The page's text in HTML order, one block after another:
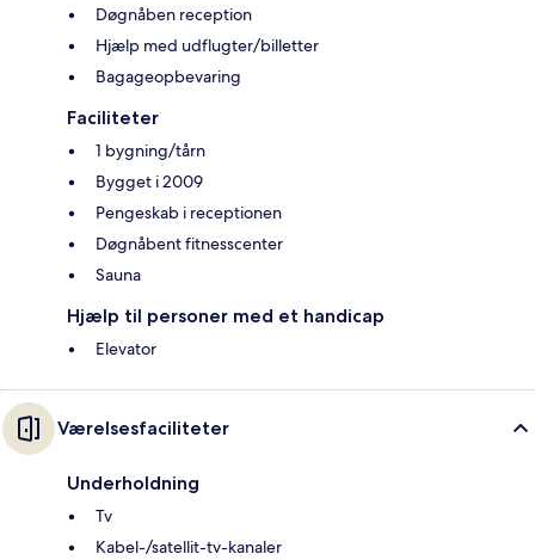
Døgnåben reception
Hjælp med udflugter/billetter
Bagageopbevaring
Faciliteter
1 bygning/tårn
Bygget i 2009
Pengeskab i receptionen
Døgnåbent fitnesscenter
Sauna
Hjælp til personer med et handicap
Elevator
Værelsesfaciliteter
Underholdning
Tv
Kabel-/satellit-tv-kanaler